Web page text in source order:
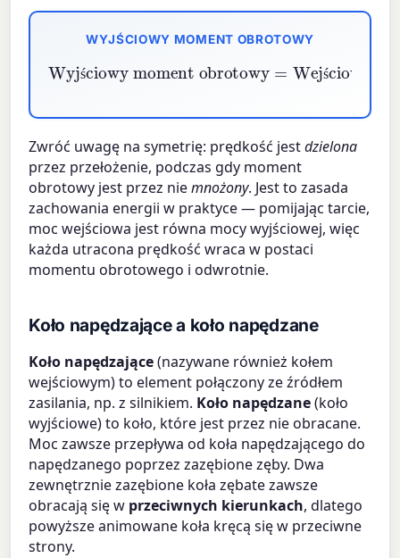
WYJŚCIOWY MOMENT OBROTOWY
ś ś
Wyjściowy moment obrotowy=
Wejściowy moment obrotowy× Przełożenie
Zwróć uwagę na symetrię: prędkość jestdzielona
przez przełożenie, podczas gdy moment
obrotowy jest przez niemnożony. Jest to zasada
zachowania energii w praktyce — pomijając tarcie,
moc wejściowa jest równa mocy wyjściowej, więc
każda utracona prędkość wraca w postaci
momentu obrotowego i odwrotnie.
Koło napędzające a koło napędzane
Koło napędzające(nazywane również kołem
wejściowym) to element połączony ze źródłem
zasilania, np. z silnikiem. Koło napędzane(koło
wyjściowe) to koło, które jest przez nie obracane.
Moc zawsze przepływa od koła napędzającego do
napędzanego poprzez zazębione zęby. Dwa
zewnętrznie zazębione koła zębate zawsze
obracają się w przeciwnych kierunkach, dlatego
powyższe animowane koła kręcą się w przeciwne
strony.